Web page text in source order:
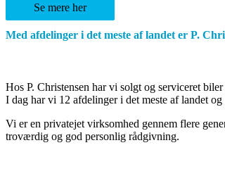
Se mere her
Med afdelinger i det meste af landet er P.
Hos P. Christensen har vi solgt og serviceret
I dag har vi 12 afdelinger i det meste af landet
Vi er en privatejet virksomhed gennem flere
troværdig og god personlig rådgivning.